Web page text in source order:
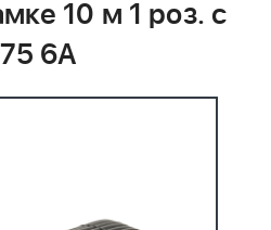
10 м 1 роз. с
6А